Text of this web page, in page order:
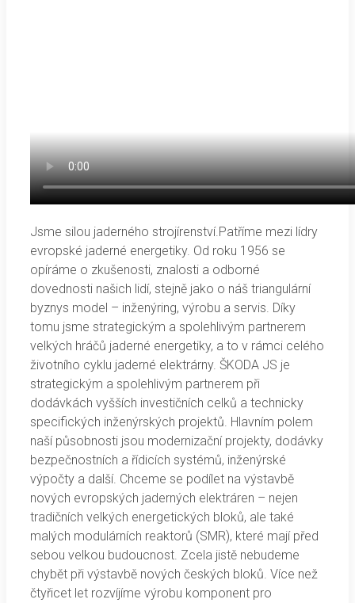
Jsme silou jaderného strojírenství.Patříme mezi lídry
evropské jaderné energetiky. Od roku 1956 se
opíráme o zkušenosti, znalosti a odborné
dovednosti našich lidí, stejně jako o náš triangulární
byznys model – inženýring, výrobu a servis. Díky
tomu jsme strategickým a spolehlivým partnerem
velkých hráčů jaderné energetiky, a to v rámci celého
životního cyklu jaderné elektrárny. ŠKODA JS je
strategickým a spolehlivým partnerem při
dodávkách vyšších investičních celků a technicky
specifických inženýrských projektů. Hlavním polem
naší působnosti jsou modernizační projekty, dodávky
bezpečnostních a řídicích systémů, inženýrské
výpočty a další. Chceme se podílet na výstavbě
nových evropských jaderných elektráren – nejen
tradičních velkých energetických bloků, ale také
malých modulárních reaktorů (SMR), které mají před
sebou velkou budoucnost. Zcela jistě nebudeme
chybět při výstavbě nových českých bloků. Více než
čtyřicet let rozvíjíme výrobu komponent pro